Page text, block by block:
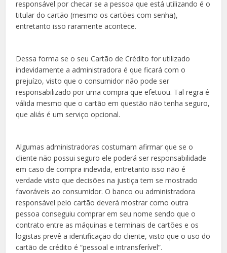
responsável por checar se a pessoa que está utilizando é o
titular do cartão (mesmo os cartões com senha),
entretanto isso raramente acontece.
Dessa forma se o seu Cartão de Crédito for utilizado
indevidamente a administradora é que ficará com o
prejuízo, visto que o consumidor não pode ser
responsabilizado por uma compra que efetuou. Tal regra é
válida mesmo que o cartão em questão não tenha seguro,
que aliás é um serviço opcional.
Algumas administradoras costumam afirmar que se o
cliente não possui seguro ele poderá ser responsabilidade
em caso de compra indevida, entretanto isso não é
verdade visto que decisões na justiça tem se mostrado
favoráveis ao consumidor. O banco ou administradora
responsável pelo cartão deverá mostrar como outra
pessoa conseguiu comprar em seu nome sendo que o
contrato entre as máquinas e terminais de cartões e os
logistas prevê a identificação do cliente, visto que o uso do
cartão de crédito é “pessoal e intransferível”.